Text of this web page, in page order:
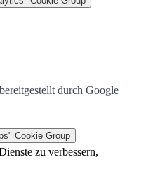
durch Google
Cookie Group
zu verbessern,